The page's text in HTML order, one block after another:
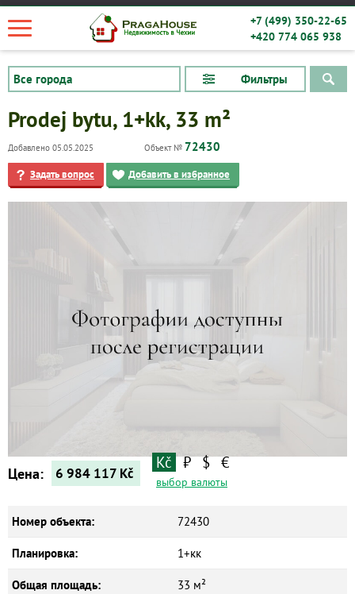
+7 (499) 350-22-65
+420 774 065 938
Фильтры
Prodej bytu, 1+kk, 33 m²
Добавлено 05.05.2025 Объект № 72430
Задать вопрос Добавить в избранное
Цена: 6 984 117 Kč
Kč ₽ $ €
выбор валюты
Номер объекта: 72430
Планировка: 1+кк
Общая площадь: 33 м²